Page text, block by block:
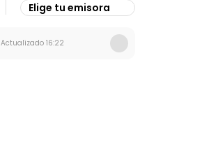
Elige tu emisora
Actualizado 16:22